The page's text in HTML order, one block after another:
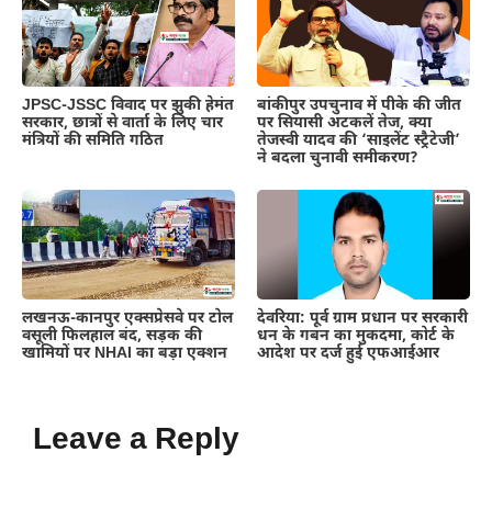
JPSC-JSSC विवाद पर झुकी हेमंत
सरकार, छात्रों से वार्ता के लिए चार
मंत्रियों की समिति गठित
बांकीपुर उपचुनाव में पीके की जीत
पर सियासी अटकलें तेज, क्या
तेजस्वी यादव की ‘साइलेंट स्ट्रैटेजी’
ने बदला चुनावी समीकरण?
लखनऊ-कानपुर एक्सप्रेसवे पर टोल
वसूली फिलहाल बंद, सड़क की
खामियों पर NHAI का बड़ा एक्शन
देवरिया: पूर्व ग्राम प्रधान पर सरकारी
धन के गबन का मुकदमा, कोर्ट के
आदेश पर दर्ज हुई एफआईआर
Leave a Reply